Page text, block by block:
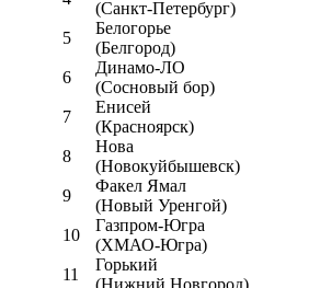
(Санкт-Петербург)
5
Белогорье
(Белгород)
6
Динамо-ЛО
(Сосновый бор)
7
Енисей
(Красноярск)
8
Нова
(Новокуйбышевск)
9
Факел Ямал
(Новый Уренгой)
10
Газпром-Югра
(ХМАО-Югра)
11
Горький
(Нижний Новгород)